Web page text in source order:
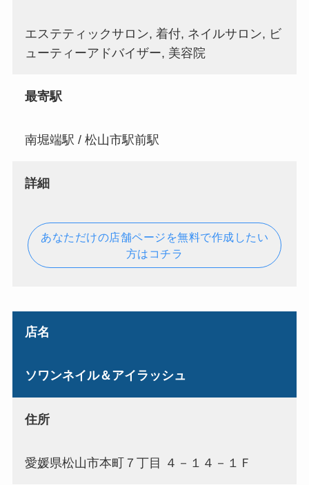
エステティックサロン, 着付, ネイルサロン, ビ
ューティーアドバイザー, 美容院
最寄駅
南堀端駅 / 松山市駅前駅
詳細
あなただけの店舗ページを無料で作成したい
方はコチラ
店名
ソワンネイル＆アイラッシュ
住所
愛媛県松山市本町７丁目 ４－１４－１Ｆ